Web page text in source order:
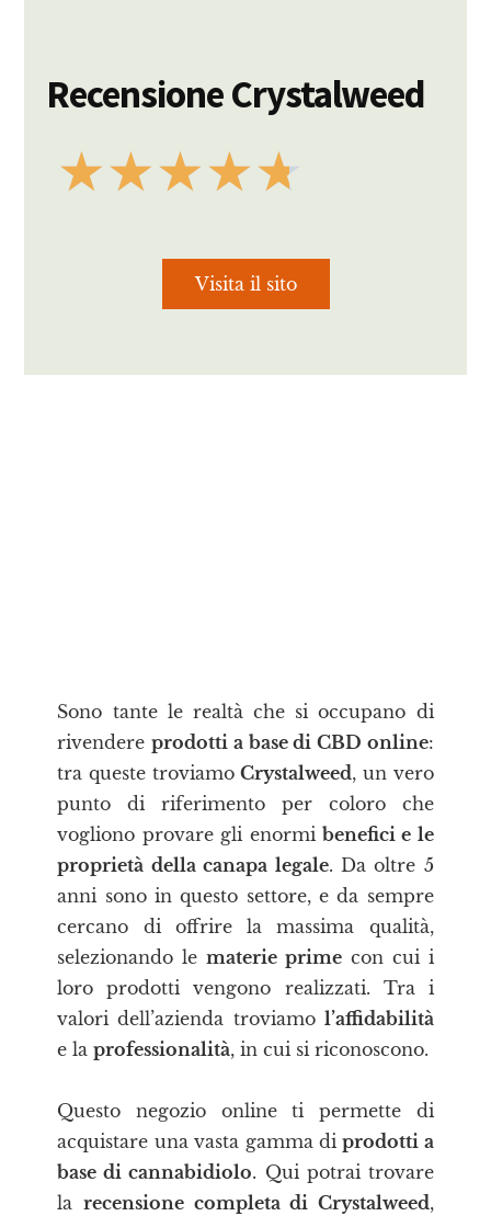
Recensione Crystalweed
★★★★★
Visita il sito
Sono tante le realtà che si occupano di
rivendereprodotti a base di CBD online:
tra queste troviamoCrystalweed, un vero
punto di riferimento per coloro che
vogliono provare gli enormi benefici e le
proprietà della canapa legale. Da oltre 5
anni sono in questo settore, e da sempre
cercano di offrire la massima qualità,
selezionando lematerie prime con cui i
loro prodotti vengono realizzati. Tra i
valori dell’azienda troviamo l’affidabilità
e laprofessionalità, in cui si riconoscono.
Questo negozio online ti permette di
acquistare una vasta gamma diprodotti a
base di cannabidiolo. Qui potrai trovare
la recensione completa di Crystalweed,